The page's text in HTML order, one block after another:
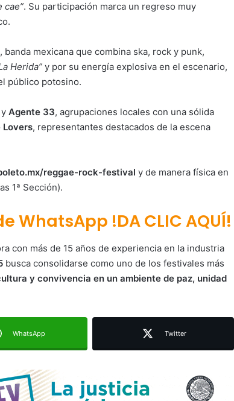
cae”. Su participación marca un regreso muy
, banda mexicana que combina ska, rock y punk,
Herida” y por su energía explosiva en el escenario,
público potosino.
y Agente 33, agrupaciones locales con una sólida
Lovers, representantes destacados de la escena
reggae-rock-festival y de manera física en
1ª Sección).
WhatsApp !DA CLIC AQUÍ!
con más de 15 años de experiencia en la industria
busca consolidarse como uno de los festivales más
y convivencia en un ambiente de paz, unidad
WhatsApp Twitter
segundo informe en Soledad y
destaca coordinación con
Gobierno del Estado
llegada tras renunciar al PRI
Carlos Arreola pide a morenistas no